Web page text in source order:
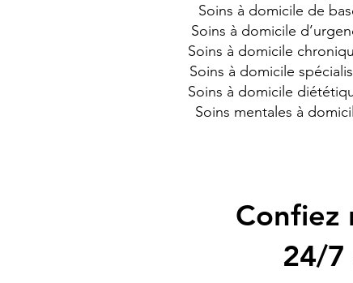
Soins à domicile de
Soins à domicile
Soins à domicile
Soins à domicile
Soins à domicile
Soins mentales à
Confiez
24/7